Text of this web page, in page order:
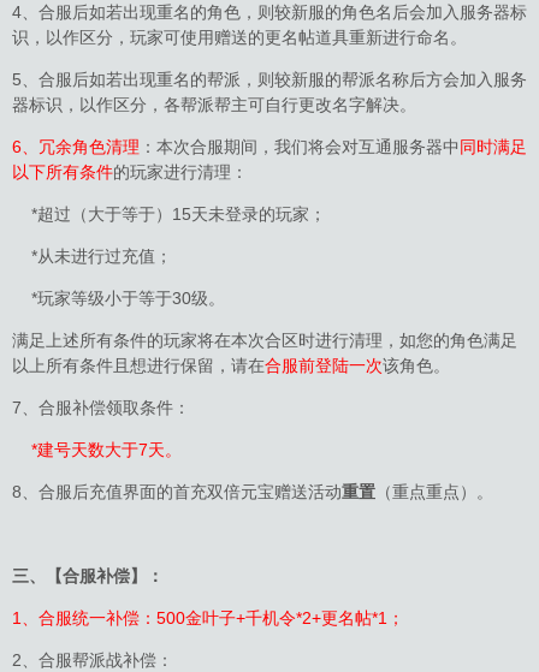
4、合服后如若出现重名的角色，则较新服的角色名后会加入服务器标
识，以作区分，玩家可使用赠送的更名帖道具重新进行命名。
5、合服后如若出现重名的帮派，则较新服的帮派名称后方会加入服务
器标识，以作区分，各帮派帮主可自行更改名字解决。
6、冗余角色清理 ：本次合服期间，我们将会对互通服务器中同时满足
以下所有条件的玩家进行清理：
*超过（大于等于）15天未登录的玩家；
*从未进行过充值；
*玩家等级小于等于30级。
满足上述所有条件的玩家将在本次合区时进行清理，如您的角色满足
以上所有条件且想进行保留，请在合服前登陆一次该角色。
7、合服补偿领取条件：
*建号天数大于7天。
8、合服后充值界面的首充双倍元宝赠送活动重置 （重点重点）。
三、【合服补偿】：
1、合服统一补偿：500金叶子+千机令*2+更名帖*1；
2、合服帮派战补偿：